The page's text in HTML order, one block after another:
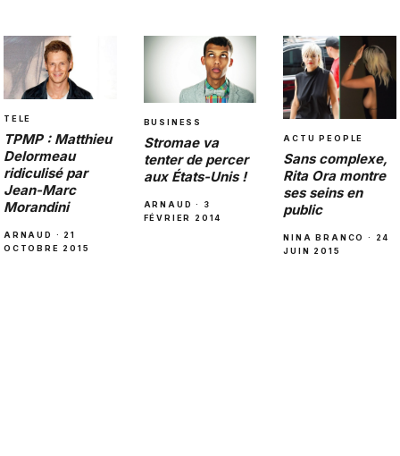
TELE
TPMP : Matthieu
Delormeau
ridiculisé par
Jean-Marc
Morandini
ARNAUD · 21
OCTOBRE 2015
BUSINESS
Stromae va
tenter de percer
aux États-Unis !
ARNAUD · 3
FÉVRIER 2014
ACTU PEOPLE
Sans complexe,
Rita Ora montre
ses seins en
public
NINA BRANCO · 24
JUIN 2015